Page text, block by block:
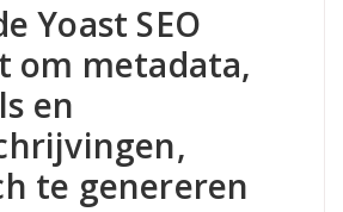
Yoast SEO
om metadata,
en
te genereren